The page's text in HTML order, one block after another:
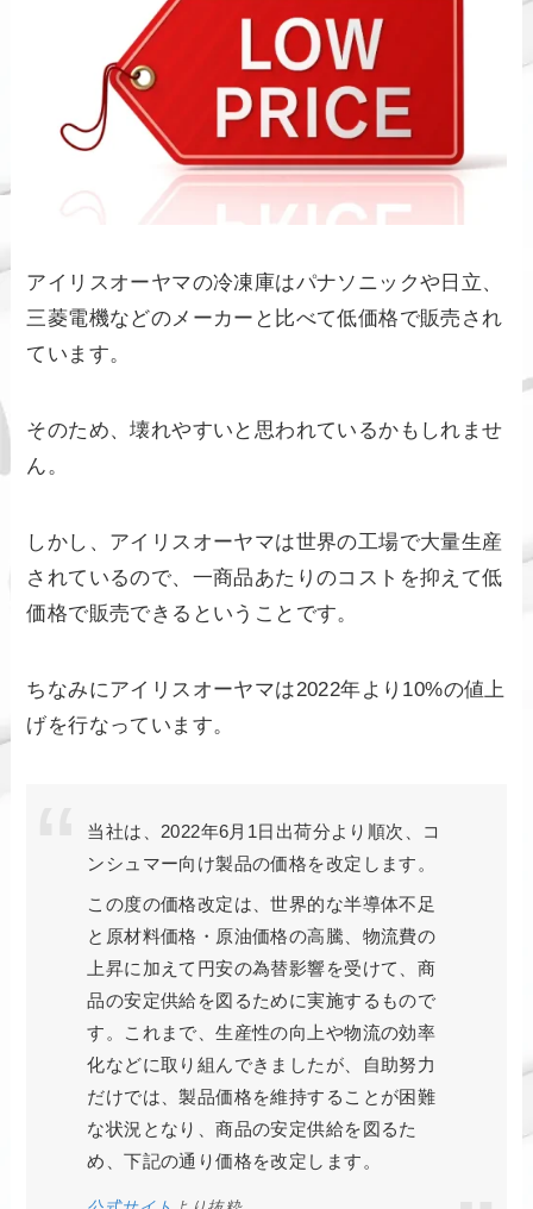
アイリスオーヤマの冷凍庫はパナソニックや日立、
三菱電機などのメーカーと比べて低価格で販売され
ています。
そのため、壊れやすいと思われているかもしれませ
ん。
しかし、アイリスオーヤマは世界の工場で大量生産
されているので、一商品あたりのコストを抑えて低
価格で販売できるということです。
ちなみにアイリスオーヤマは2022年より10%の値上
げを行なっています。
当社は、2022年6月1日出荷分より順次、コ
ンシュマー向け製品の価格を改定します。
この度の価格改定は、世界的な半導体不足
と原材料価格・原油価格の高騰、物流費の
上昇に加えて円安の為替影響を受けて、商
品の安定供給を図るために実施するもので
す。これまで、生産性の向上や物流の効率
化などに取り組んできましたが、自助努力
だけでは、製品価格を維持することが困難
な状況となり、商品の安定供給を図るた
め、下記の通り価格を改定します。